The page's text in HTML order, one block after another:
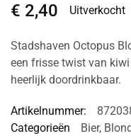
€ 2,40 Uitverkocht
Stadshaven Octopus
een frisse twist van
heerlijk doordrinkbaar.
Artikelnummer:
Categorieën
Bier, Blond